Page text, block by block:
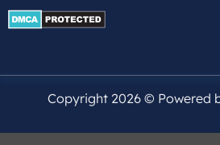
Copyright 2026 © Powered